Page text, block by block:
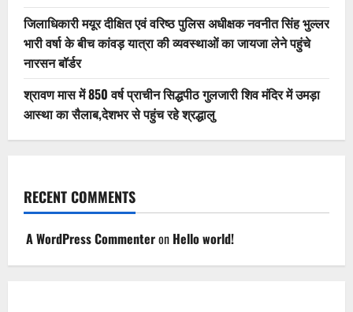
जिलाधिकारी मयूर दीक्षित एवं वरिष्ठ पुलिस अधीक्षक नवनीत सिंह भुल्लर
भारी वर्षा के बीच कांवड़ यात्रा की व्यवस्थाओं का जायजा लेने पहुंचे
नारसन बॉर्डर
श्रावण मास में 850 वर्ष प्राचीन सिद्धपीठ गुलजारी शिव मंदिर में उमड़ा
आस्था का सैलाब,देशभर से पहुंच रहे श्रद्धालु
RECENT COMMENTS
A WordPress Commenteron Hello world!